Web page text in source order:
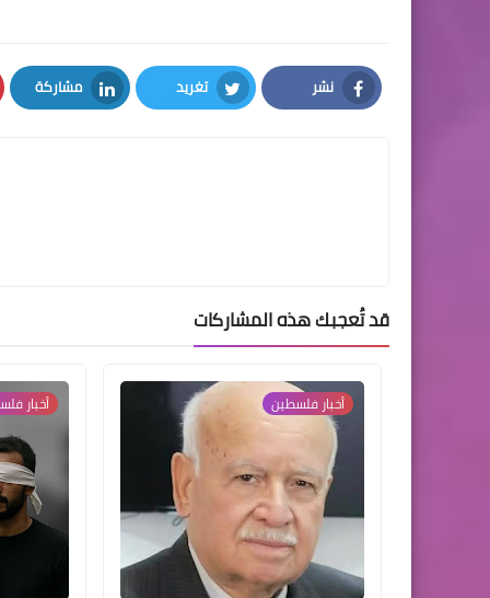
نشر
Facebook
تغريد
Twitter
مشاركة
LinkedIn
قد تُعجبك هذه المشاركات
أخبار فلسطين أخبار